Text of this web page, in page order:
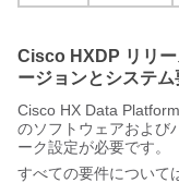
Cisco HXDP リリ
ージョンとシステム
Cisco HX Data
のソフトウェアおよび
ーク設定が必要です。
すべての要件について